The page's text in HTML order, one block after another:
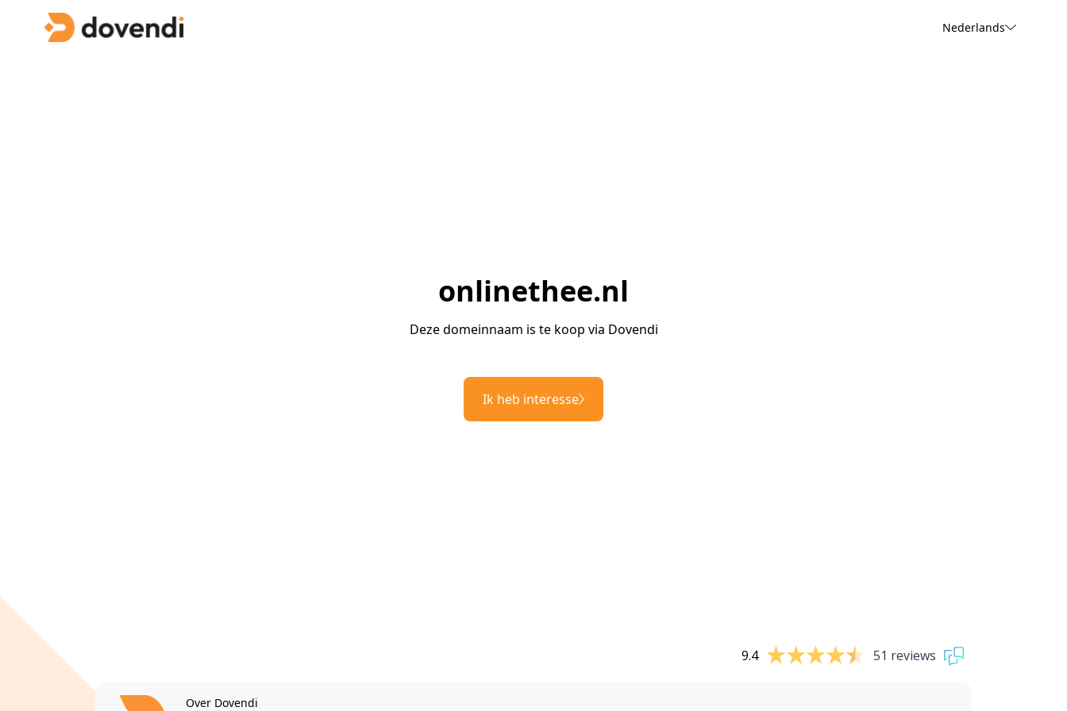
Nederlands
onlinethee.nl
Deze domeinnaam is te koop via Dovendi
Ik heb interesse
9.4 51 reviews
Over Dovendi